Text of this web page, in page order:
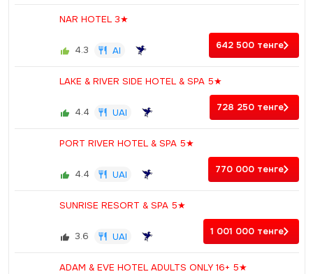
NAR HOTEL 3★
4.3 AI 642 500 тенге
LAKE & RIVER SIDE HOTEL & SPA 5★
4.4 UAI 728 250 тенге
PORT RIVER HOTEL & SPA 5★
4.4 UAI 770 000 тенге
SUNRISE RESORT & SPA 5★
3.6 UAI 1 001 000 тенге
ADAM & EVE HOTEL ADULTS ONLY 16+ 5★